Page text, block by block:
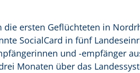
die ersten Geflüchteten in
SocialCard in fünf
und -empfänger
Monaten über das